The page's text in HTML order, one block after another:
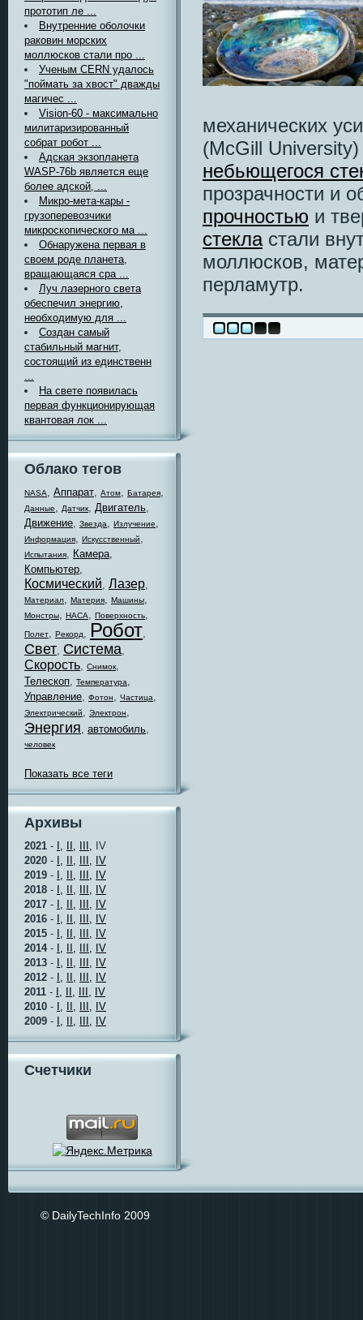
прототип ле ...
Внутренние оболочки
раковин морских
моллюсков стали про ...
Ученым CERN удалось
"поймать за хвост" дважды
магичес ...
Vision-60 - максимально
милитаризированный
собрат робот ...
Адская экзопланета
WASP-76b является еще
более адской, ...
Микро-мета-кары -
грузоперевозчики
микроскопического ма ...
Обнаружена первая в
своем роде планета,
вращающаяся сра ...
Луч лазерного света
обеспечил энергию,
необходимую для ...
Создан самый
стабильный магнит,
состоящий из единственн
...
На свете появилась
первая функционирующая
квантовая лок ...
Облако тегов
NASA, Аппарат, Атом, Батарея,
Данные, Датчик, Двигатель,
Движение, Звезда, Излучение,
Информация, Искусственный,
Испытания, Камера,
Компьютер,
Космический, Лазер,
Материал, Материя, Машины,
Монстры, НАСА, Поверхность,
Полет, Рекорд, Робот,
Свет, Система,
Скорость, Снимок,
Телескоп, Температура,
Управление, Фотон, Частица,
Электрический, Электрон,
Энергия, автомобиль,
человек
Показать все теги
Архивы
2021 - I, II, III, IV
2020 - I, II, III, IV
2019 - I, II, III, IV
2018 - I, II, III, IV
2017 - I, II, III, IV
2016 - I, II, III, IV
2015 - I, II, III, IV
2014- I, II, III, IV
2013 - I, II, III, IV
2012 - I, II, III, IV
2011 - I, II, III, IV
2010 - I, II, III, IV
2009 - I, II, III, IV
Счетчики
механических
(McGill University)
небьющегося
прозрачности и
прочностью и
стекластали
моллюсков,
перламутр.
© DailyTechInfo 2009